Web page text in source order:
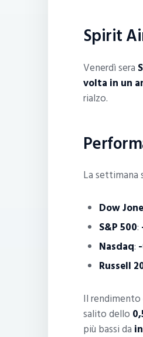
Spirit
Venerdì sera
volta in un
rialzo.
La settimana
Dow
S&P 500:
Nasdaq:
Russell
Il rendimento
salito dello
più bassi da